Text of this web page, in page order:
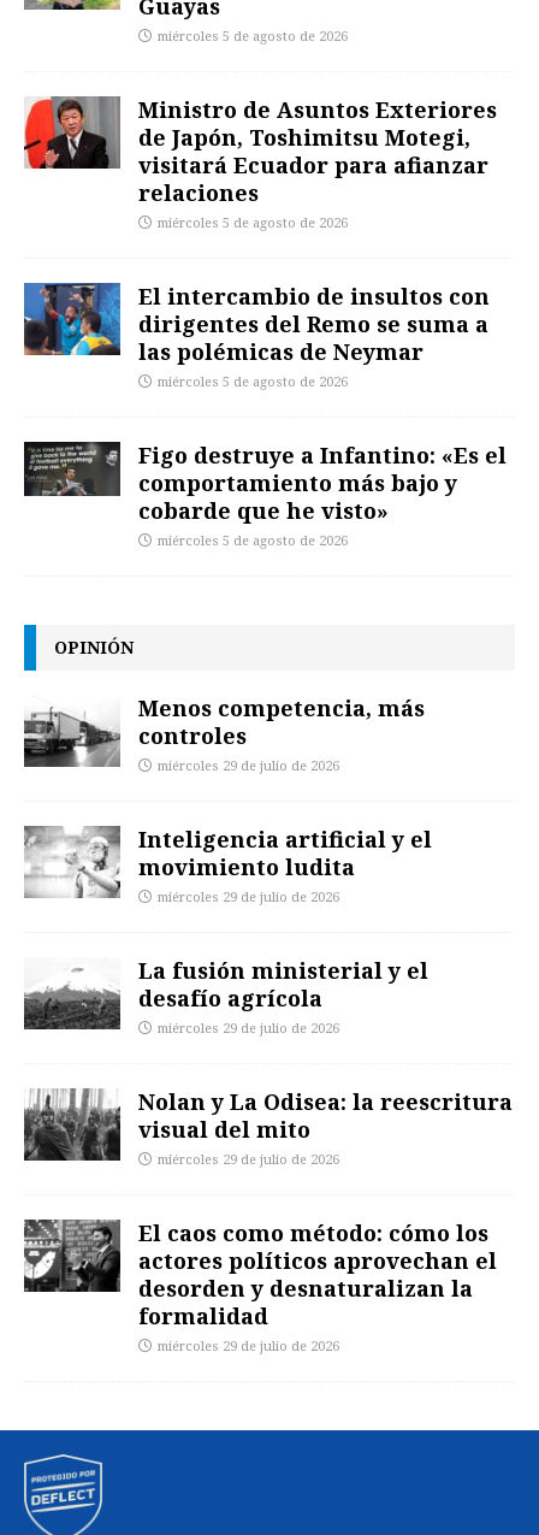
miércoles 5 de agosto de 2026
Ministro de Asuntos Exteriores
de Japón, Toshimitsu Motegi,
visitará Ecuador para afianzar
relaciones
miércoles 5 de agosto de 2026
El intercambio de insultos con
dirigentes del Remo se suma a
las polémicas de Neymar
miércoles 5 de agosto de 2026
Figo destruye a Infantino: «Es el
comportamiento más bajo y
cobarde que he visto»
miércoles 5 de agosto de 2026
OPINIÓN
Menos competencia, más
controles
miércoles 29 de julio de 2026
Inteligencia artificial y el
movimiento ludita
miércoles 29 de julio de 2026
La fusión ministerial y el
desafío agrícola
miércoles 29 de julio de 2026
Nolan y La Odisea: la reescritura
visual del mito
miércoles 29 de julio de 2026
El caos como método: cómo los
actores políticos aprovechan el
desorden y desnaturalizan la
formalidad
miércoles 29 de julio de 2026